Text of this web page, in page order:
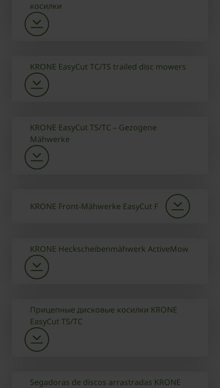
косилки
KRONE EasyCut TC/TS trailed disc mowers
KRONE EasyCut TS/TC – Gezogene
Mähwerke
KRONE Front-Mähwerke EasyCut F
KRONE Heckscheibenmähwerk ActiveMow
Прицепные дисковые косилки KRONE
EasyCut TS/TC
Segadoras de discos arrastradas KRONE